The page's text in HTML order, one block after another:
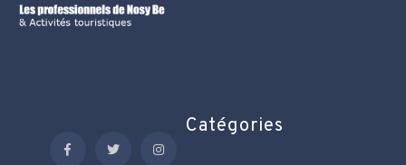
Catégories